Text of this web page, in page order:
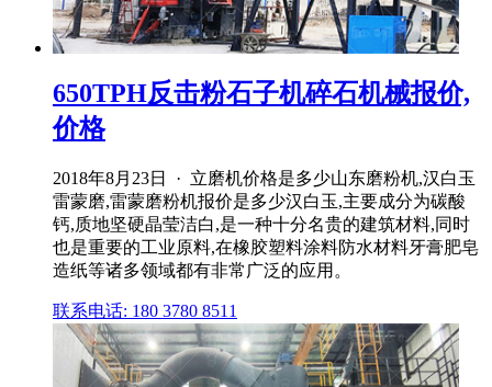
650TPH反击粉石子机碎石机械报价,
价格
2018年8月23日 · 立磨机价格是多少山东磨粉机,汉白玉
雷蒙磨,雷蒙磨粉机报价是多少汉白玉,主要成分为碳酸
钙,质地坚硬晶莹洁白,是一种十分名贵的建筑材料,同时
也是重要的工业原料,在橡胶塑料涂料防水材料牙膏肥皂
造纸等诸多领域都有非常广泛的应用。
联系电话: 180 3780 8511